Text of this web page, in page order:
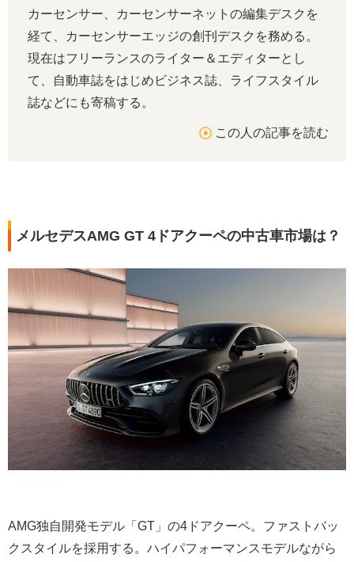
カーセンサー、カーセンサーネットの編集デスクを
経て、カーセンサーエッジの創刊デスクを務める。
現在はフリーランスのライター＆エディターとし
て、自動車誌をはじめビジネス誌、ライフスタイル
誌などにも寄稿する。
この人の記事を読む
メルセデスAMG GT 4ドアクーペの中古車市場は？
AMG独自開発モデル「GT」の4ドアクーペ。ファストバッ
クスタイルを採用する。ハイパフォーマンスモデルながら